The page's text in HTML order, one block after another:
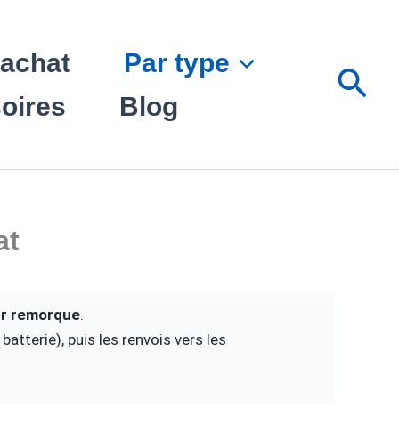
Par type
Blog
remorque.
puis les renvois vers les